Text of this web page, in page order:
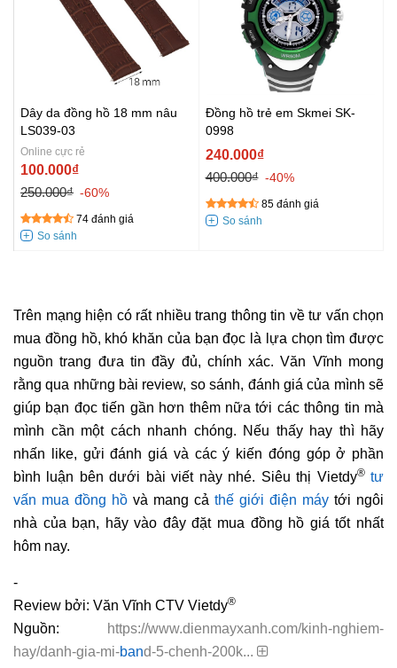
Dây da đồng hồ 18 mm nâu
LS039-03
Online cực rẻ
100.000₫
250.000₫ -60%
74 đánh giá
Đồng hồ trẻ em Skmei SK-
0998
240.000₫
400.000₫ -40%
85 đánh giá
Trên mạng hiện có rất nhiều trang thông tin về tư vấn chọn
mua đồng hồ, khó khăn của bạn đọc là lựa chọn tìm được
nguồn trang đưa tin đầy đủ, chính xác. Văn Vĩnh mong
rằng qua những bài review, so sánh, đánh giá của mình sẽ
giúp bạn đọc tiến gần hơn thêm nữa tới các thông tin mà
mình cần một cách nhanh chóng. Nếu thấy hay thì hãy
nhấn like, gửi đánh giá và các ý kiến đóng góp ở phần
bình luận bên dưới bài viết này nhé. Siêu thị Vietdy® tư
vấn mua đồng hồ và mang cả thế giới điện máy tới ngôi
nhà của bạn, hãy vào đây đặt mua đồng hồ giá tốt nhất
hôm nay.
-
Review bởi: Văn Vĩnh CTV Vietdy®
Nguồn:
https://www.dienmayxanh.com/kinh-nghiem-
hay/danh-gia-mi-band-5-chenh-200k...